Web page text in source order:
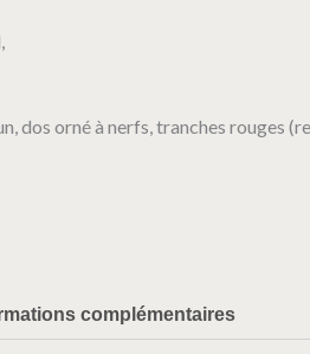
dos orné à nerfs, tranches rouges
complémentaires